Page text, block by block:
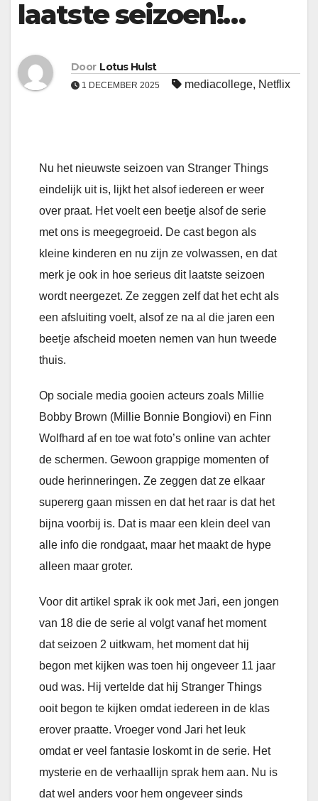
laatste seizoen!…
Door Lotus Hulst
1 DECEMBER 2025 mediacollege, Netflix
Nu het nieuwste seizoen van Stranger Things
eindelijk uit is, lijkt het alsof iedereen er weer
over praat. Het voelt een beetje alsof de serie
met ons is meegegroeid. De cast begon als
kleine kinderen en nu zijn ze volwassen, en dat
merk je ook in hoe serieus dit laatste seizoen
wordt neergezet. Ze zeggen zelf dat het echt als
een afsluiting voelt, alsof ze na al die jaren een
beetje afscheid moeten nemen van hun tweede
thuis.
Op sociale media gooien acteurs zoals Millie
Bobby Brown (Millie Bonnie Bongiovi) en Finn
Wolfhard af en toe wat foto’s online van achter
de schermen. Gewoon grappige momenten of
oude herinneringen. Ze zeggen dat ze elkaar
supererg gaan missen en dat het raar is dat het
bijna voorbij is. Dat is maar een klein deel van
alle info die rondgaat, maar het maakt de hype
alleen maar groter.
Voor dit artikel sprak ik ook met Jari, een jongen
van 18 die de serie al volgt vanaf het moment
dat seizoen 2 uitkwam, het moment dat hij
begon met kijken was toen hij ongeveer 11 jaar
oud was. Hij vertelde dat hij Stranger Things
ooit begon te kijken omdat iedereen in de klas
erover praatte. Vroeger vond Jari het leuk
omdat er veel fantasie loskomt in de serie. Het
mysterie en de verhaallijn sprak hem aan. Nu is
dat wel anders voor hem ongeveer sinds